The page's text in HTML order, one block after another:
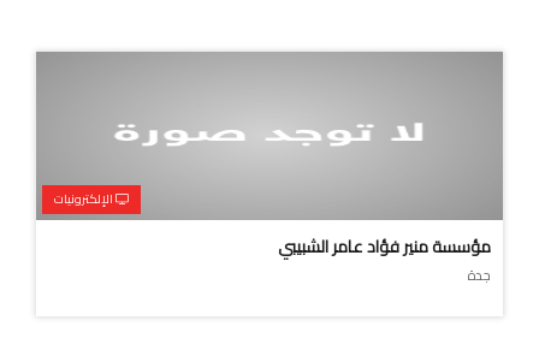
الإلكترونيات
مؤسسة منير فؤاد عامر الشبيبي
جدة